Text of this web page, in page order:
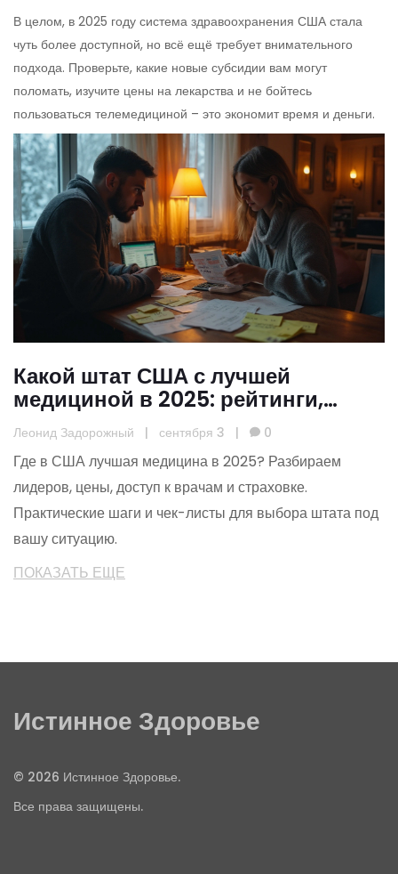
В целом, в 2025 году система здравоохранения США стала
чуть более доступной, но всё ещё требует внимательного
подхода. Проверьте, какие новые субсидии вам могут
поломать, изучите цены на лекарства и не бойтесь
пользоваться телемедициной – это экономит время и деньги.
Какой штат США с лучшей
медициной в 2025: рейтинги,
цены и доступ к врачам
Леонид Задорожный | сентября 3 | 0
Где в США лучшая медицина в 2025? Разбираем
лидеров, цены, доступ к врачам и страховке.
Практические шаги и чек-листы для выбора штата под
вашу ситуацию.
ПОКАЗАТЬ ЕЩЕ
Истинное Здоровье
© 2026 Истинное Здоровье.
Все права защищены.